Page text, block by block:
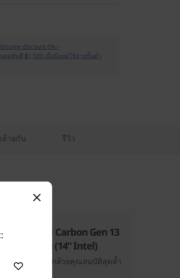
discount 6% ›
ลดทันที ฿1,500 เมื่อมียอดใช้จ่ายขั้นต่ำ
ล้ายกัน รีวิว
X1 Carbon Gen 13
Aura Edition (14ʺ Intel)
แล็ปท็อปพลิกโลกด้วยคุณสมบัติสุดล้ำ